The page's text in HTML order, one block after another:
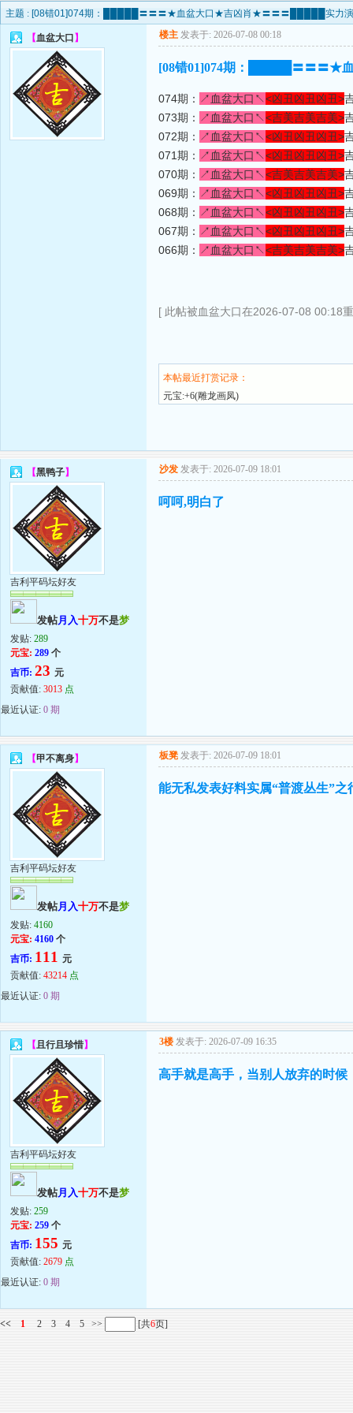
主题 : [08错01]074期：█████〓〓〓★血盆大口★吉凶肖★〓〓〓█████实力演
【血盆大口 】 楼主 发表于: 2026-07-08 00:18
[08错01]074期：█████〓〓〓★
074期： ↗血盆大口↖<凶丑凶丑凶丑>
073期： ↗血盆大口↖<吉美吉美吉美>
072期： ↗血盆大口↖<凶丑凶丑凶丑>
071期： ↗血盆大口↖<凶丑凶丑凶丑>
070期： ↗血盆大口↖<吉美吉美吉美>
069期： ↗血盆大口↖<凶丑凶丑凶丑>
068期： ↗血盆大口↖<凶丑凶丑凶丑>
067期： ↗血盆大口↖<凶丑凶丑凶丑>
066期： ↗血盆大口↖<吉美吉美吉美>
[ 此帖被血盆大口在2026-07-08 00:18
本帖最近打赏记录：
元宝:+6(雕龙画凤)
【黑鸭子】
吉利平码坛好友
发帖月入十万不是梦
发贴: 289
元宝: 289 个
吉币: 23 元
贡献值: 3013 点
最近认证: 0 期
沙发 发表于: 2026-07-09 18:01
呵呵,明白了
【甲不离身】
吉利平码坛好友
发帖月入十万不是梦
发贴: 4160
元宝: 4160 个
吉币: 111 元
贡献值: 43214 点
最近认证: 0 期
板凳 发表于: 2026-07-09 18:01
能无私发表好料实属“普渡丛生”
【且行且珍惜】
吉利平码坛好友
发帖月入十万不是梦
发贴: 259
元宝: 259 个
吉币: 155 元
贡献值: 2679 点
最近认证: 0 期
3楼 发表于: 2026-07-09 16:35
高手就是高手，当别人放弃的时
<< 1 2 3 4 5 >> [共6页]